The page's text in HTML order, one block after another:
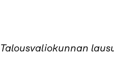
Talousvaliokunnan